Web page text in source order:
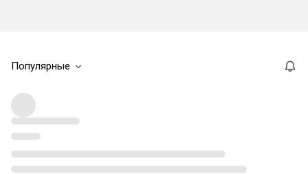
Популярные